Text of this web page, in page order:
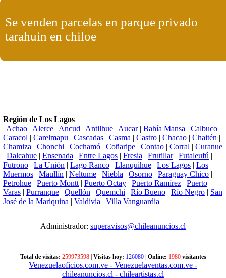
Se venden parcelas en parque privado
tarahuin en chiloe
Región de Los Lagos
| Achao | Alerce | Ancud | Antilhue | Aucar| Bahía Mansa | Calbuco |
Caracol | Carelmapu | Cascadas | Casma | Castro | Chacao | Chaitén |
Chamiza | Chonchi | Cochamó | Coñaripe | Contao | Corral | Curanue
| Dalcahue | Ensenada | Entre Lagos | Fresia | Frutillar| Futaleufú |
Futrono | La Unión | Lago Ranco | Llanquihue | Los Lagos | Los
Muermos | Maullín | Neltume | Niebla | Osorno | Paraguay Chico |
Petrohue | Puerto Montt | Puerto Octay | Puerto Ramírez | Puerto
Varas | Purranque | Quellón | Quemchi | Río Bueno | Río Negro | San
José de la Mariquina | Valdivia | Villa Vanguardia |
Administrador: superavisos@chileanuncios.cl
Total de visitas: 259973598| Visitas hoy: 126080| Online: 1980 visitantes
Venezuelaoficios.com.ve - Venezuelaventas.com.ve -
chileanuncios.cl - chileartistas.cl